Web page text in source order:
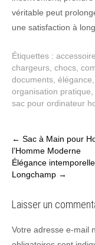
véritable peut
une satisfaction à
Étiquettes : accessoire
chargeurs chocs
documents élégance
organisation pratique
sac pour ordinateur
Post
navigation
← Sac à Main pour
l’Homme Moderne
Élégance
Longchamp →
Laisser un
Votre adresse e-mail